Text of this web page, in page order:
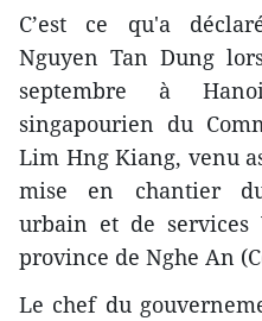
C’est ce qu'a
Nguyen Tan Dung
septembre à
singapourien du
Lim Hng Kiang, venu
mise en chantier
urbain et de services
province de Nghe An
Le chef du